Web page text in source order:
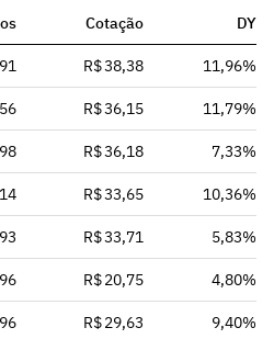
Cotação DY
R$ 38,38 11,96%
R$ 36,15 11,79%
R$ 36,18 7,33%
R$ 33,65 10,36%
R$ 33,71 5,83%
R$ 20,75 4,80%
R$ 29,63 9,40%